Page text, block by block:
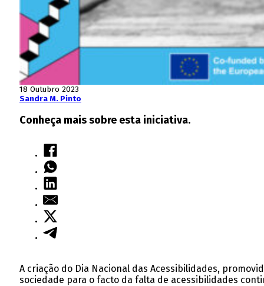
18 Outubro 2023
Sandra M. Pinto
Conheça mais sobre esta iniciativa.
A criação do Dia Nacional das Acessibilidades,
sociedade para o facto da falta de acessibilidades